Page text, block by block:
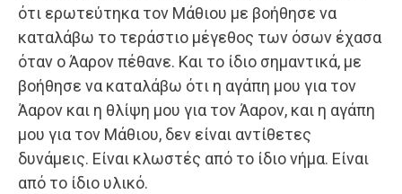
ότι ερωτεύτηκα τον Μάθιου με βοήθησε να
καταλάβω το τεράστιο μέγεθος των όσων έχασα
όταν ο Άαρον πέθανε. Και το ίδιο σημαντικά, με
βοήθησε να καταλάβω ότι η αγάπη μου για τον
Άαρον και η θλίψη μου για τον Άαρον, και η αγάπη
μου για τον Μάθιου, δεν είναι αντίθετες
δυνάμεις. Είναι κλωστές από το ίδιο νήμα. Είναι
από το ίδιο υλικό.